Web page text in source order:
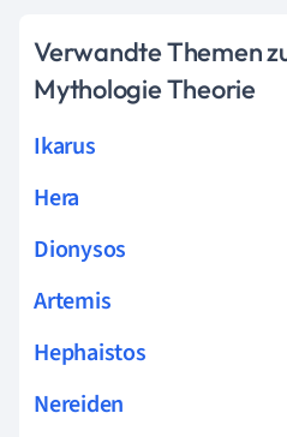
Verwandte Themen
Mythologie Theorie
Ikarus
Hera
Dionysos
Artemis
Hephaistos
Nereiden